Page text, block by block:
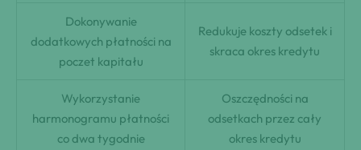
Dokonywanie
dodatkowych płatności na
poczet kapitału
Redukuje koszty odsetek i
skraca okres kredytu
Wykorzystanie
harmonogramu płatności
co dwa tygodnie
Oszczędności na
odsetkach przez cały
okres kredytu